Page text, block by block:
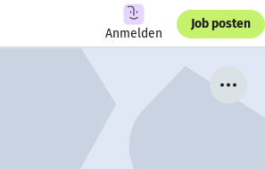
Anmelden
Job posten